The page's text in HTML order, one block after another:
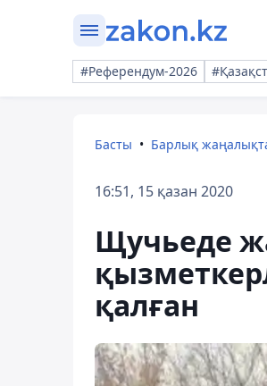
#Референдум-2026
Басты Барлық
16:51, 15 қазан 2020
Щучьеде
қалған